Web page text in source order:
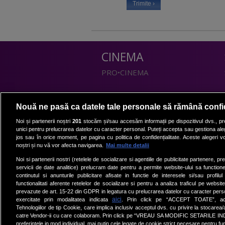
CINEMA
PRO•CINEMA
DIVERTISMENT
PRO•TV
Romanii au talent
Vocea Romaniei
Las Fierbinti
La Maruta
Apropo TV
Nouă ne pasă ca datele tale personale să rămână
Noi și partenerii noștri 201stocăm și/sau accesăm informații pe dispozitivul dvs.,
unici pentru prelucrarea datelor cu caracter personal. Puteți accepta sau gestiona
jos sau în orice moment, pe pagina cu politica de confidențialitate. Aceste alegeri
noștri și nu vă vor afecta navigarea.
Mai multe detalii
Noi si partenerii nostri (retelele de socializare si agentiile de publicitate partenere,
servicii de date analitice) prelucram date pentru a permite website-ului sa
continutul si anunturile publicitare afisate in functie de interesele si/sau
functionalitati aferente retelelor de socializare si pentru a analiza traficul pe
prevazute de art. 15-22 din GDPR in legatura cu prelucrarea datelor cu caracter
exercitate prin modalitatea indicata aici . Prin click pe “ACCEPT TOATE”,
Tehnologiilor de tip Cookie, care implica inclusiv acceptul dvs. cu privire la
catre Vendor-ii cu care colaboram. Prin click pe “VREAU SA MODIFIC SETARILE
preferintele in mod individual, mai putin cele legate de cookie strict necesare pentru